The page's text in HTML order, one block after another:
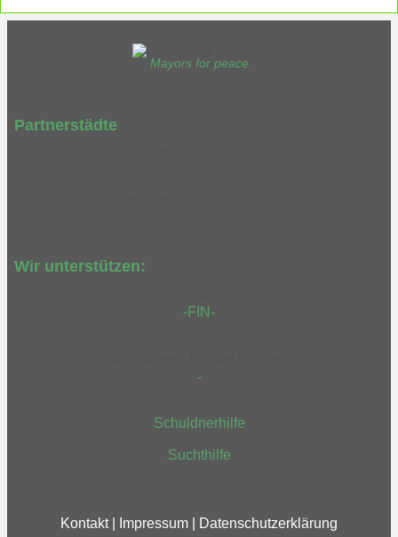
Mayors for peace
Partnerstädte
Wir unterstützen:
-FIN-
-
Schuldnerhilfe
Suchthilfe
Kontakt| Impressum Datenschutzerklärung